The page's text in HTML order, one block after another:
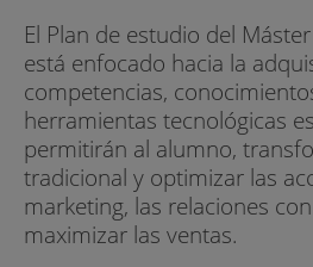
El Plan de estudio del
está enfocado hacia la
competencias,
herramientas tecnológicas
permitirán al alumno,
tradicional y optimizar las
marketing, las relaciones
maximizar las ventas.